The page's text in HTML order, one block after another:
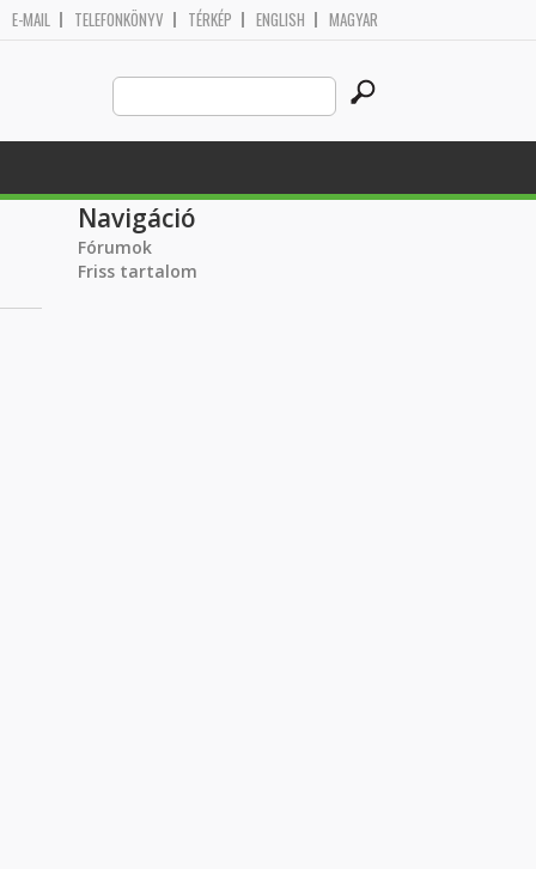
E-MAIL TELEFONKÖNYV TÉRKÉP ENGLISH MAGYAR
Search
this
site
Navigáció
Fórumok
Friss tartalom